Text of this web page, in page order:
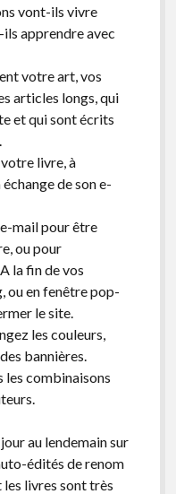
vont-ils vivre
apprendre avec
votre art, vos
articles longs, qui
et qui sont écrits
livre, à
de son e-
mail pour être
ou pour
la fin de vos
ou en fenêtre pop-
le site.
les couleurs,
bannières.
les combinaisons
au lendemain sur
édités de renom
les livres sont très